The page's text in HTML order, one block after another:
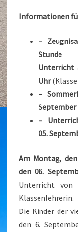
Informationen
–
Stunde
Unterricht
Uhr
–
September
–
05.
Am Montag,
den 06.
Unterricht
Klassenlehrerin.
Die Kinder der
den 6.